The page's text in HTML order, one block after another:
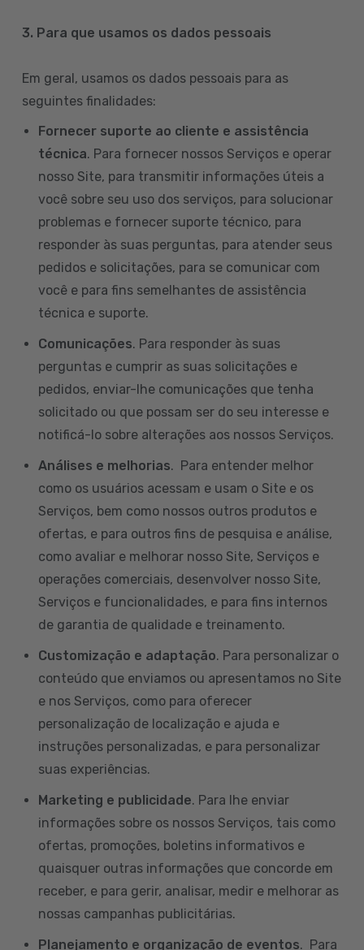
3. Para que usamos os dados pessoais
Em geral, usamos os dados pessoais para as
seguintes finalidades:
Fornecer suporte ao cliente e assistência
técnica. Para fornecer nossos Serviços e operar
nosso Site, para transmitir informações úteis a
você sobre seu uso dos serviços, para solucionar
problemas e fornecer suporte técnico, para
responder às suas perguntas, para atender seus
pedidos e solicitações, para se comunicar com
você e para fins semelhantes de assistência
técnica e suporte.
Comunicações. Para responder às suas
perguntas e cumprir as suas solicitações e
pedidos, enviar-lhe comunicações que tenha
solicitado ou que possam ser do seu interesse e
notificá-lo sobre alterações aos nossos Serviços.
Análises e melhorias. Para entender melhor
como os usuários acessam e usam o Site e os
Serviços, bem como nossos outros produtos e
ofertas, e para outros fins de pesquisa e análise,
como avaliar e melhorar nosso Site, Serviços e
operações comerciais, desenvolver nosso Site,
Serviços e funcionalidades, e para fins internos
de garantia de qualidade e treinamento.
Customização e adaptação. Para personalizar o
conteúdo que enviamos ou apresentamos no Site
e nos Serviços, como para oferecer
personalização de localização e ajuda e
instruções personalizadas, e para personalizar
suas experiências.
Marketing e publicidade. Para lhe enviar
informações sobre os nossos Serviços, tais como
ofertas, promoções, boletins informativos e
quaisquer outras informações que concorde em
receber, e para gerir, analisar, medir e melhorar as
nossas campanhas publicitárias.
Planejamento e organização de eventos. Para